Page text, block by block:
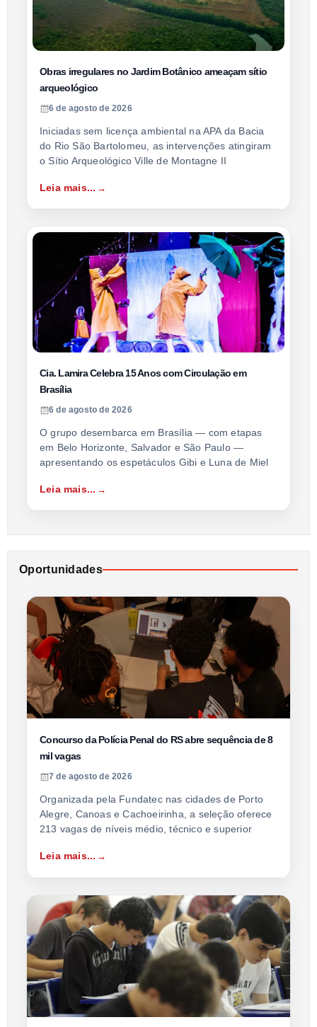
Obras irregulares no Jardim Botânico ameaçam sítio
arqueológico
6 de agosto de 2026
Iniciadas sem licença ambiental na APA da Bacia
do Rio São Bartolomeu, as intervenções atingiram
o Sítio Arqueológico Ville de Montagne II
Leia mais...
Cia. Lamira Celebra 15 Anos com Circulação em
Brasília
6 de agosto de 2026
O grupo desembarca em Brasília — com etapas
em Belo Horizonte, Salvador e São Paulo —
apresentando os espetáculos Gibi e Luna de Miel
Leia mais...
Oportunidades
Concurso da Polícia Penal do RS abre sequência de 8
mil vagas
7 de agosto de 2026
Organizada pela Fundatec nas cidades de Porto
Alegre, Canoas e Cachoeirinha, a seleção oferece
213 vagas de níveis médio, técnico e superior
Leia mais...